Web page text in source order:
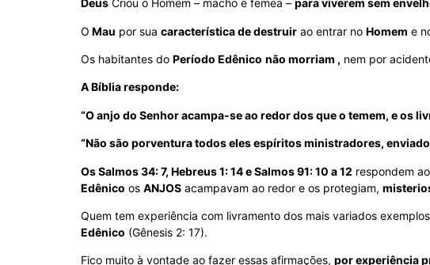
Deus Criou o Homem – macho e femea – para viverem sem
O Mau por sua característica de destruir ao entrar no Homem e
Os habitantes do Período Edênico não morriam , nem por
A Bíblia responde:
“O anjo do Senhor acampa-se ao redor dos que o temem, e os
“Não são porventura todos eles espíritos ministradores,
Os Salmos 34: 7, Hebreus 1: 14 e Salmos 91: 10 a 12 respondem
Edênico os ANJOS acampavam ao redor e os protegiam,
Quem tem experiência com livramento dos mais variados
Edênico (Gênesis 2: 17).
Fico muito à vontade ao fazer essas afirmações, por experiência